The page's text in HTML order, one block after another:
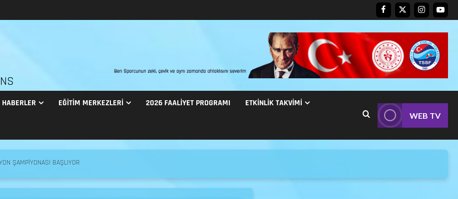
HABERLER EĞITIM MERKEZLERI 2026 FAALİYET PROGRAMI ETKINLIK TAKVIMI
WEB TV
ŞAMPİYONASI BAŞLIYOR